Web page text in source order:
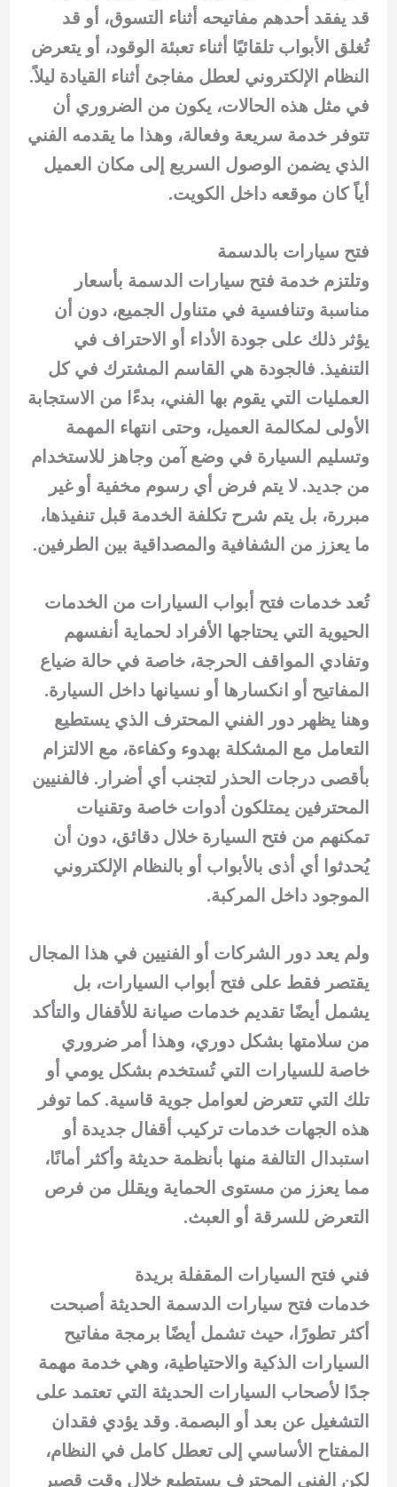
قد يفقد أحدهم مفاتيحه أثناء التسوق، أو قد
تُغلق الأبواب تلقائيًا أثناء تعبئة الوقود، أو يتعرض
النظام الإلكتروني لعطل مفاجئ أثناء القيادة ليلاً.
في مثل هذه الحالات، يكون من الضروري أن
تتوفر خدمة سريعة وفعالة، وهذا ما يقدمه الفني
الذي يضمن الوصول السريع إلى مكان العميل
أياً كان موقعه داخل الكويت.
فتح سيارات بالدسمة
وتلتزم خدمة فتح سيارات الدسمة بأسعار
مناسبة وتنافسية في متناول الجميع، دون أن
يؤثر ذلك على جودة الأداء أو الاحتراف في
التنفيذ. فالجودة هي القاسم المشترك في كل
العمليات التي يقوم بها الفني، بدءًا من الاستجابة
الأولى لمكالمة العميل، وحتى انتهاء المهمة
وتسليم السيارة في وضع آمن وجاهز للاستخدام
من جديد. لا يتم فرض أي رسوم مخفية أو غير
مبررة، بل يتم شرح تكلفة الخدمة قبل تنفيذها،
ما يعزز من الشفافية والمصداقية بين الطرفين.
تُعد خدمات فتح أبواب السيارات من الخدمات
الحيوية التي يحتاجها الأفراد لحماية أنفسهم
وتفادي المواقف الحرجة، خاصة في حالة ضياع
المفاتيح أو انكسارها أو نسيانها داخل السيارة.
وهنا يظهر دور الفني المحترف الذي يستطيع
التعامل مع المشكلة بهدوء وكفاءة، مع الالتزام
بأقصى درجات الحذر لتجنب أي أضرار. فالفنيين
المحترفين يمتلكون أدوات خاصة وتقنيات
تمكنهم من فتح السيارة خلال دقائق، دون أن
يُحدثوا أي أذى بالأبواب أو بالنظام الإلكتروني
الموجود داخل المركبة.
ولم يعد دور الشركات أو الفنيين في هذا المجال
يقتصر فقط على فتح أبواب السيارات، بل
يشمل أيضًا تقديم خدمات صيانة للأقفال والتأكد
من سلامتها بشكل دوري، وهذا أمر ضروري
خاصة للسيارات التي تُستخدم بشكل يومي أو
تلك التي تتعرض لعوامل جوية قاسية. كما توفر
هذه الجهات خدمات تركيب أقفال جديدة أو
استبدال التالفة منها بأنظمة حديثة وأكثر أمانًا،
مما يعزز من مستوى الحماية ويقلل من فرص
التعرض للسرقة أو العبث.
فني فتح السيارات المقفلة بريدة
خدمات فتح سيارات الدسمة الحديثة أصبحت
أكثر تطورًا، حيث تشمل أيضًا برمجة مفاتيح
السيارات الذكية والاحتياطية، وهي خدمة مهمة
جدًا لأصحاب السيارات الحديثة التي تعتمد على
التشغيل عن بعد أو البصمة. وقد يؤدي فقدان
المفتاح الأساسي إلى تعطل كامل في النظام،
لكن الفني المحترف يستطيع خلال وقت قصير